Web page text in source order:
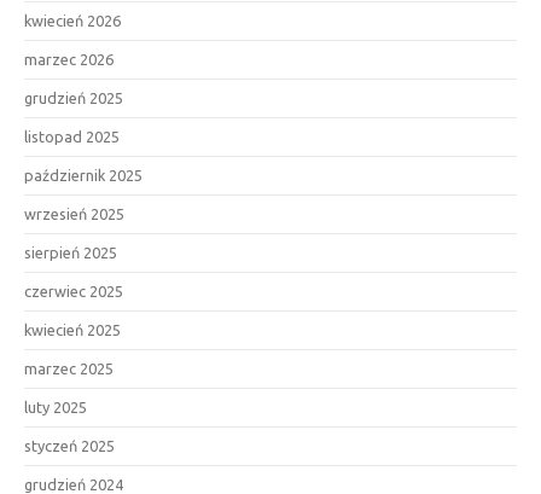
kwiecień 2026
marzec 2026
grudzień 2025
listopad 2025
październik 2025
wrzesień 2025
sierpień 2025
czerwiec 2025
kwiecień 2025
marzec 2025
luty 2025
styczeń 2025
grudzień 2024